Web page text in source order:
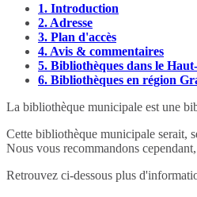
1. Introduction
2. Adresse
3. Plan d'accès
4. Avis & commentaires
5. Bibliothèques dans le
6. Bibliothèques en région
La bibliothèque municipale est une
Cette bibliothèque municipale serait,
Nous vous recommandons
Retrouvez ci-dessous plus